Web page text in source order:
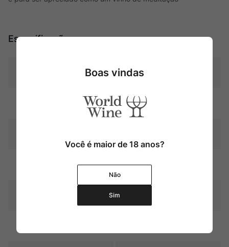
Especificações
Fortificados
Tinta Barroca
Porto (Douro)
Boas vindas
Você é maior de 18 anos?
Não
Sim